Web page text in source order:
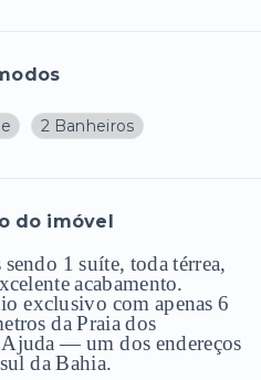
2 Banheiros
do imóvel
1 suíte, toda térrea,
acabamento.
exclusivo com apenas 6
da Praia dos
— um dos endereços
da Bahia.